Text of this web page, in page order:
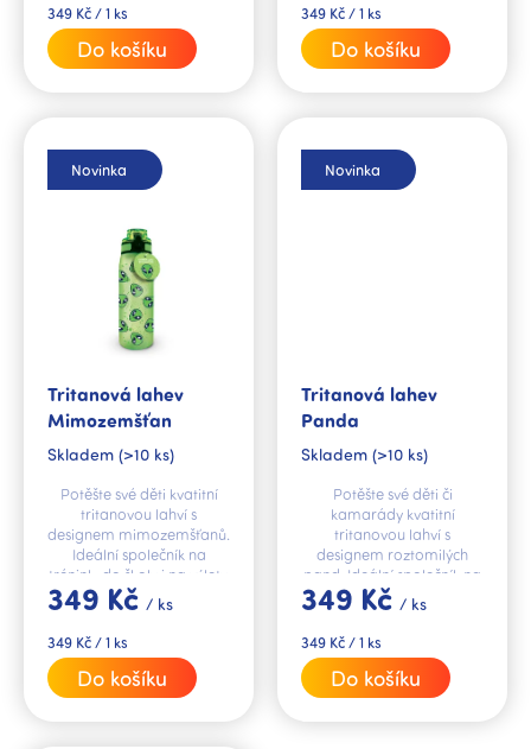
Měrná
cena:
349 Kč / 1 ks
Do košíku
Měrná
cena:
349 Kč / 1 ks
Do košíku
Novinka
Tritanová lahev
Mimozemšťan
Skladem (>10 ks)
349 Kč / ks
Měrná
cena:
349 Kč / 1 ks
Do košíku
Potěšte své děti kvatitní
tritanovou lahví s
designem mimozemšťanů.
Ideální společník na
trénink, do školy i na výlety.
Novinka
Tritanová lahev
Panda
Skladem (>10 ks)
349 Kč / ks
Měrná
cena:
349 Kč / 1 ks
Do košíku
Potěšte své děti či
kamarády kvatitní
tritanovou lahví s
designem roztomilých
pand. Ideální společník na
trénink, do školy i na výlety.